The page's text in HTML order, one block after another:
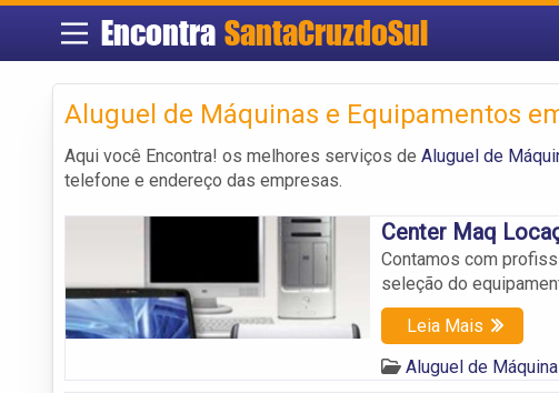
Encontra SantaCruzdoSul
Aluguel de Máquinas e Equipamentos
Aqui você Encontra! os melhores serviços de Aluguel de
telefone e endereço das empresas.
Center Maq
Contamos com
seleção do
Leia Mais
Aluguel de